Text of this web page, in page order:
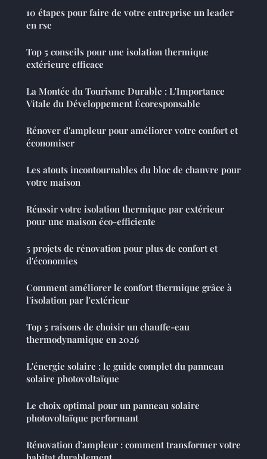
10 étapes pour faire de votre entreprise un leader
en rse
Top 5 conseils pour une isolation thermique
extérieure efficace
La Montée du Tourisme Durable : L'Importance
Vitale du Développement Écoresponsable
Rénover d'ampleur pour améliorer votre confort et
économiser
Les atouts incontournables du bloc de chanvre pour
votre maison
Réussir votre isolation thermique par extérieur
pour une maison éco-efficiente
5 projets de rénovation pour plus de confort et
d'économies
Comment améliorer le confort thermique grâce à
l'isolation par l'extérieur
Top 5 raisons de choisir un chauffe-eau
thermodynamique en 2026
L'énergie solaire : le guide complet du panneau
solaire photovoltaïque
Le choix optimal pour un panneau solaire
photovoltaïque performant
Rénovation d'ampleur : comment transformer votre